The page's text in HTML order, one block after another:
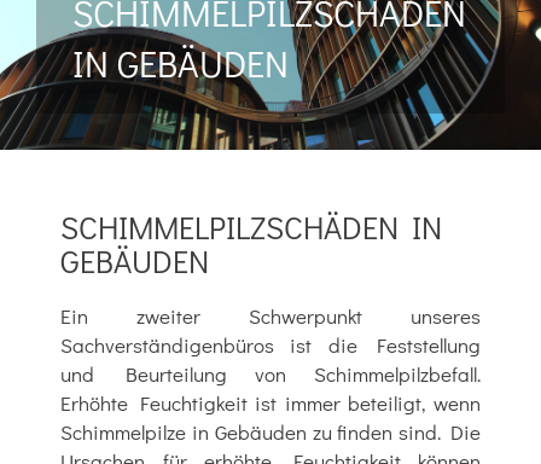
SCHIMMELPILZSCHÄDEN
IN GEBÄUDEN
SCHIMMELPILZSCHÄDEN IN
GEBÄUDEN
Ein zweiter Schwerpunkt unseres
Sachverständigenbüros ist die Feststellung
und Beurteilung von Schimmelpilzbefall.
Erhöhte Feuchtigkeit ist immer beteiligt, wenn
Schimmelpilze in Gebäuden zu finden sind. Die